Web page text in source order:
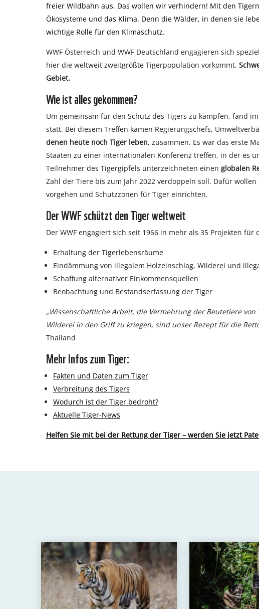
freier Wildbahn aus. Das wollen wir verhindern! Mit den
Ökosysteme und das Klima. Denn die Wälder, in denen sie
wichtige Rolle für den Klimaschutz.
WWF Österreich und WWF Deutschland engagieren sich
hier die weltweit zweitgrößte Tigerpopulation vorkommt.
Gebiet.
Wie ist alles gekommen?
Um gemeinsam für den Schutz des Tigers zu kämpfen, fand
statt. Bei diesem Treffen kamen Regierungschefs,
denen heute noch Tiger leben, zusammen. Es war das erste
Staaten zu einer internationalen Konferenz treffen, in der es
Teilnehmer des Tigergipfels unterzeichneten einen globalen
Zahl der Tiere bis zum Jahr 2022 verdoppeln soll. Dafür
vorgehen und Schutzzonen für Tiger einrichten.
Der WWF schützt den Tiger weltweit
Der WWF engagiert sich seit 1966 in mehr als 35 Projekten für
Erhaltung der Tigerlebensräume
Eindämmung von illegalem Holzeinschlag, Wilderei und
Schaffung alternativer Einkommensquellen
Beobachtung und Bestandserfassung der Tiger
„Wissenschaftliche Arbeit, die Vermehrung der Beutetiere
Wilderei in den Griff zu kriegen, sind unser Rezept für die
Thailand
Mehr Infos zum Tiger:
Fakten und Daten zum Tiger
Verbreitung des Tigers
Wodurch ist der Tiger bedroht?
Aktuelle Tiger-News
Helfen Sie mit bei der Rettung der Tiger – werden Sie jetzt